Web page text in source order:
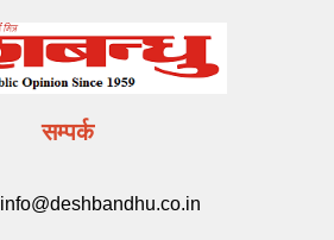
सम्पर्क
info@deshbandhu.co.in